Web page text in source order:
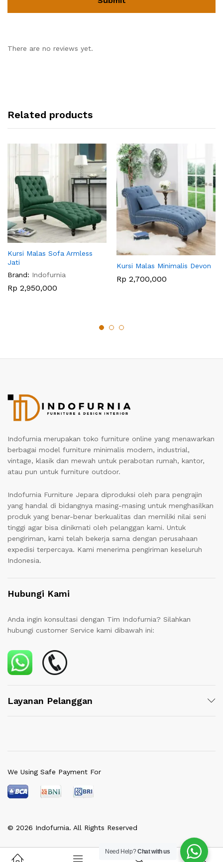
There are no reviews yet.
Related products
Kursi Malas Sofa Armless
Jati
Brand: Indofurnia
Rp 2,950,000
Kursi Malas Minimalis Devon
Rp 2,700,000
Indofurnia merupakan toko furniture online yang menawarkan
berbagai model furniture minimalis modern, industrial,
vintage, klasik dan mewah untuk perabotan rumah, kantor,
atau pun untuk furniture outdoor.
Indofurnia Furniture Jepara diproduksi oleh para pengrajin
yang handal di bidangnya masing-masing untuk menghasilkan
produk yang benar-benar berkualitas dan memiliki nilai seni
tinggi agar bisa dinikmati oleh pelanggan kami. Untuk
pengiriman, kami telah bekerja sama dengan perusahaan
expedisi terpercaya. Kami menerima pengiriman keseluruh
Indonesia.
Hubungi Kami
Anda ingin konsultasi dengan Tim Indofurnia? Silahkan
hubungi customer Service kami dibawah ini:
Layanan Pelanggan
© 2026 Indofurnia. All Rights Reserved
We Using Safe Payment For
Need Help?Chat with us